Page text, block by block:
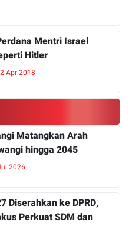
Mentri Israel
Hitler
Apr 2018
Matangkan Arah
hingga 2045
2026
Diserahkan ke DPRD,
Perkuat SDM dan